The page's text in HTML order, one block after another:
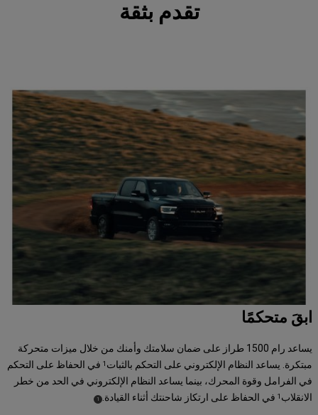
تقدم بثقة
ابقَ متحكمًا
يساعد رام 1500 طراز على ضمان سلامتك وأمنك من خلال ميزات متحركة
مبتكرة. يساعد النظام الإلكتروني على التحكم بالثبات 1 في الحفاظ على التحكم
في الفرامل وقوة المحرك، بينما يساعد النظام الإلكتروني في الحد من خطر
الانقلاب 1 في الحفاظ على ارتكاز شاحنتك أثناء القيادة.
(
1
)